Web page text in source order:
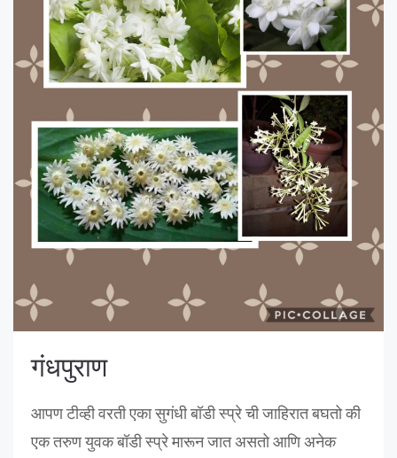
गंधपुराण
आपण टीव्ही वरती एका सुगंधी बॉडी स्प्रे ची जाहिरात बघतो की
एक तरुण युवक बॉडी स्प्रे मारून जात असतो आणि अनेक